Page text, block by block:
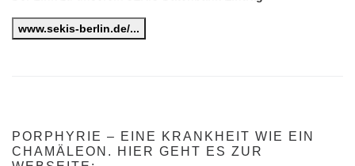
www.sekis-berlin.de/...
PORPHYRIE – EINE KRANKHEIT WIE EIN
CHAMÄLEON. HIER GEHT ES ZUR